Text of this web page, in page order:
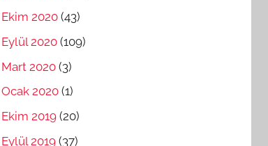
Ekim 2020 (43)
Eylül 2020 (109)
Mart 2020 (3)
Ocak 2020 (1)
Ekim 2019 (20)
Eylül 2019 (37)